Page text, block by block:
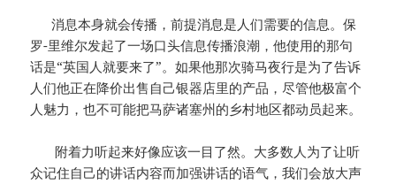
消息本身就会传播，前提消息是人们需要的信息。保
罗-里维尔发起了一场口头信息传播浪潮，他使用的那句
话是“英国人就要来了”。如果他那次骑马夜行是为了告诉
人们他正在降价出售自己银器店里的产品，尽管他极富个
人魅力，也不可能把马萨诸塞州的乡村地区都动员起来。
附着力听起来好像应该一目了然。大多数人为了让听
众记住自己的讲话内容而加强讲话的语气，我们会放大声